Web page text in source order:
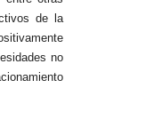
de la
no